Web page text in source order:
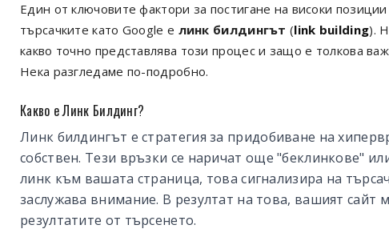
Един от ключовите фактори за постигане на високи позиции
търсачките като Google е линк билдингът (link building).
какво точно представлява този процес и защо е толкова
Нека разгледаме по-подробно.
Какво е Линк Билдинг?
Линк билдингът е стратегия за придобиване на
собствен. Тези връзки се наричат още "беклинкове"
линк към вашата страница, това сигнализира на
заслужава внимание. В резултат на това, вашият сайт
резултатите от търсенето.